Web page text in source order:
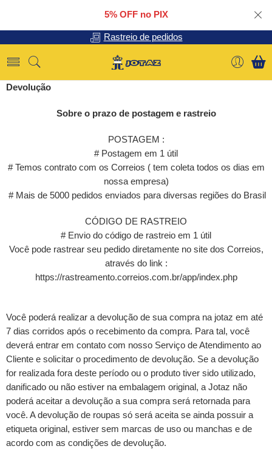
5% OFF no PIX
Rastreio de pedidos
Devolução
Sobre o prazo de postagem e rastreio
POSTAGEM :
# Postagem em 1 útil
# Temos contrato com os Correios ( tem coleta todos os dias em
nossa empresa)
# Mais de 5000 pedidos enviados para diversas regiões do Brasil
CÓDIGO DE RASTREIO
# Envio do código de rastreio em 1 útil
Você pode rastrear seu pedido diretamente no site dos Correios,
através do link :
https://rastreamento.correios.com.br/app/index.php
Você poderá realizar a devolução de sua compra na jotaz em até
7 dias corridos após o recebimento da compra. Para tal, você
deverá entrar em contato com nosso Serviço de Atendimento ao
Cliente e solicitar o procedimento de devolução. Se a devolução
for realizada fora deste período ou o produto tiver sido utilizado,
danificado ou não estiver na embalagem original, a Jotaz não
poderá aceitar a devolução a sua compra será retornada para
você. A devolução de roupas só será aceita se ainda possuir a
etiqueta original, estiver sem marcas de uso ou manchas e de
acordo com as condições de devolução.